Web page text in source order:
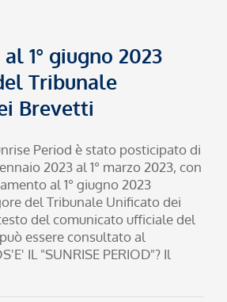
1° giugno 2023
Tribunale
Brevetti
Period è stato posticipato di
2023 al 1° marzo 2023, con
al 1° giugno 2023
del Tribunale Unificato dei
del comunicato ufficiale del
essere consultato al
IL "SUNRISE PERIOD"? Il